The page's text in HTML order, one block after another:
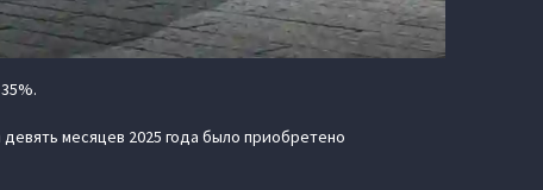
месяцев 2025 года было приобретено